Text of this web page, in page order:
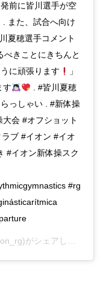
前に皆川選手が空
. また、試合へ向け
夏穂選手コメント
べきことにきちんと
に頑張ります
」
す
. #皆川夏穂
っしゃい . #新体操
会 #オフショット
ブ #イオン #イオ
#イオン新体操スク
#rg
がシェアした投稿 –